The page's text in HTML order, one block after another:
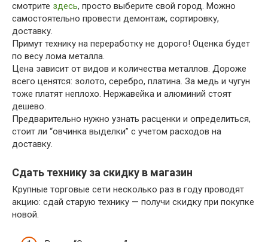
смотрите здесь, просто выберите свой город. Можно
самостоятельно провести демонтаж, сортировку,
доставку.
Примут технику на переработку не дорого! Оценка будет
по весу лома металла.
Цена зависит от видов и количества металлов. Дороже
всего ценятся: золото, серебро, платина. За медь и чугун
тоже платят неплохо. Нержавейка и алюминий стоят
дешево.
Предварительно нужно узнать расценки и определиться,
стоит ли “овчинка выделки” с учетом расходов на
доставку.
Сдать технику за скидку в магазин
Крупные торговые сети несколько раз в году проводят
акцию: сдай старую технику — получи скидку при покупке
новой.